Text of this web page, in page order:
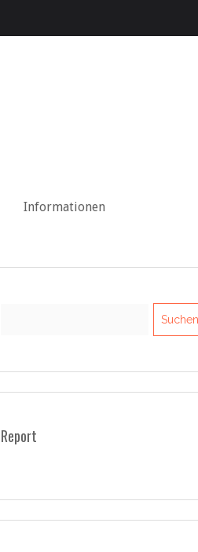
Informationen
Report